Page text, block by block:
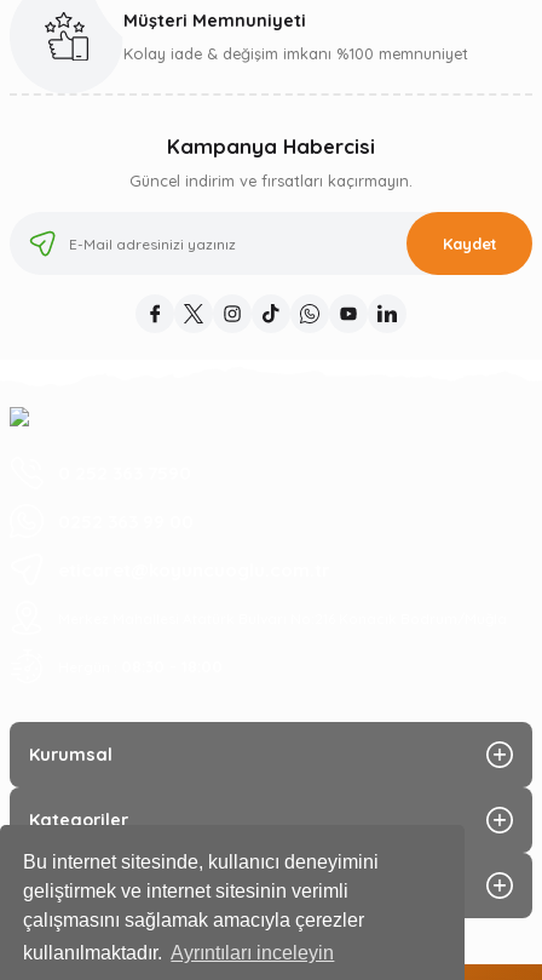
Bu internet sitesinde, kullanıcı deneyimini
geliştirmek ve internet sitesinin verimli
çalışmasını sağlamak amacıyla çerezler
kullanılmaktadır. Ayrıntıları inceleyin
Müşteri Memnuniyeti
Kolay iade & değişim imkanı %100 memnuniyet
Kampanya Habercisi
Güncel indirim ve fırsatları kaçırmayın.
Kaydet
Kurumsal
Kategoriler
Alışveriş